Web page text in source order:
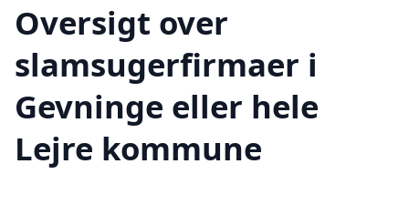
Oversigt over
slamsugerfirmaer i
Gevninge eller hele
Lejre kommune